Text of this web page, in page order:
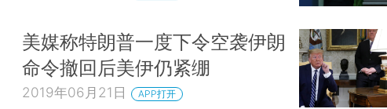
美媒称特朗普一度下令空袭伊朗
命令撤回后美伊仍紧绷
2019年06月21日 APP打开